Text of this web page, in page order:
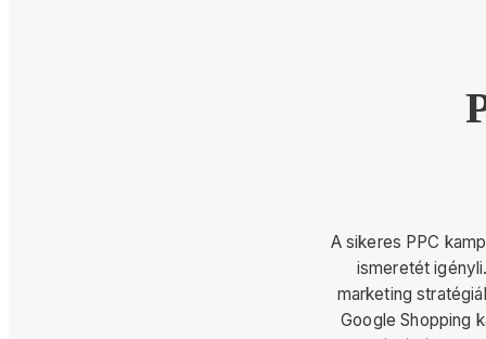
A sikeres PPC
ismeretét
marketing
Google Shopping